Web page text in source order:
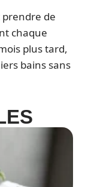
prendre de
chaque
plus tard,
bains sans